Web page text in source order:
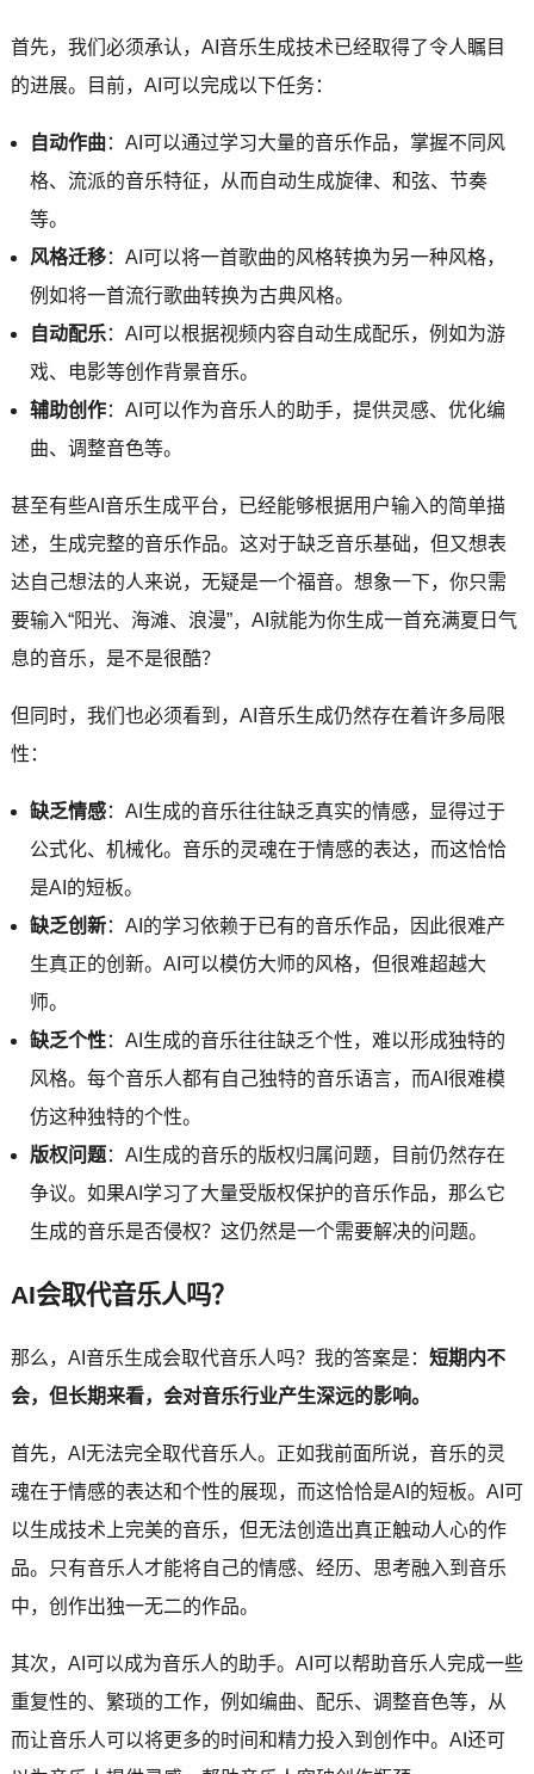
首先，我们必须承认，AI音乐生成技术已经取得了令人瞩目
的进展。目前，AI可以完成以下任务：
自动作曲：AI可以通过学习大量的音乐作品，掌握不同风
格、流派的音乐特征，从而自动生成旋律、和弦、节奏
等。
风格迁移：AI可以将一首歌曲的风格转换为另一种风格，
例如将一首流行歌曲转换为古典风格。
自动配乐：AI可以根据视频内容自动生成配乐，例如为游
戏、电影等创作背景音乐。
辅助创作：AI可以作为音乐人的助手，提供灵感、优化编
曲、调整音色等。
甚至有些AI音乐生成平台，已经能够根据用户输入的简单描
述，生成完整的音乐作品。这对于缺乏音乐基础，但又想表
达自己想法的人来说，无疑是一个福音。想象一下，你只需
要输入“阳光、海滩、浪漫”，AI就能为你生成一首充满夏日气
息的音乐，是不是很酷？
但同时，我们也必须看到，AI音乐生成仍然存在着许多局限
性：
缺乏情感：AI生成的音乐往往缺乏真实的情感，显得过于
公式化、机械化。音乐的灵魂在于情感的表达，而这恰恰
是AI的短板。
缺乏创新：AI的学习依赖于已有的音乐作品，因此很难产
生真正的创新。AI可以模仿大师的风格，但很难超越大
师。
缺乏个性：AI生成的音乐往往缺乏个性，难以形成独特的
风格。每个音乐人都有自己独特的音乐语言，而AI很难模
仿这种独特的个性。
版权问题：AI生成的音乐的版权归属问题，目前仍然存在
争议。如果AI学习了大量受版权保护的音乐作品，那么它
生成的音乐是否侵权？这仍然是一个需要解决的问题。
AI会取代音乐人吗？
那么，AI音乐生成会取代音乐人吗？我的答案是： 短期内不
会，但长期来看，会对音乐行业产生深远的影响。
首先，AI无法完全取代音乐人。正如我前面所说，音乐的灵
魂在于情感的表达和个性的展现，而这恰恰是AI的短板。AI可
以生成技术上完美的音乐，但无法创造出真正触动人心的作
品。只有音乐人才能将自己的情感、经历、思考融入到音乐
中，创作出独一无二的作品。
其次，AI可以成为音乐人的助手。AI可以帮助音乐人完成一些
重复性的、繁琐的工作，例如编曲、配乐、调整音色等，从
而让音乐人可以将更多的时间和精力投入到创作中。AI还可